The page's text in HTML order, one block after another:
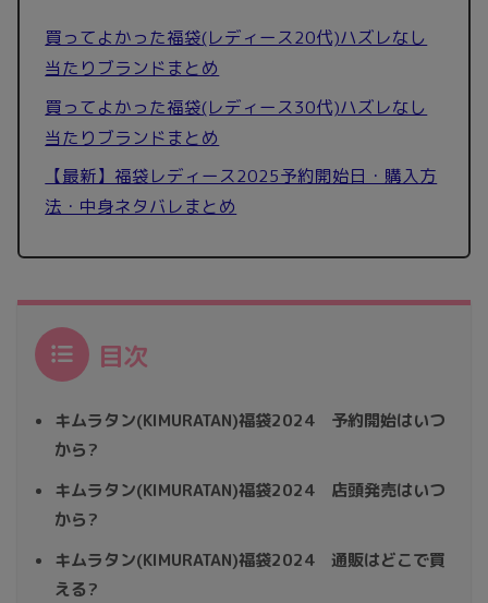
買ってよかった福袋(レディース20代)ハズレなし
当たりブランドまとめ
買ってよかった福袋(レディース30代)ハズレなし
当たりブランドまとめ
【最新】福袋レディース2025予約開始日・購入方
法・中身ネタバレまとめ
目次
キムラタン(KIMURATAN)福袋2024 予約開始はいつ
から?
キムラタン(KIMURATAN)福袋2024 店頭発売はいつ
から?
キムラタン(KIMURATAN)福袋2024 通販はどこで買
える?